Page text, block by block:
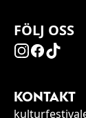
FÖLJ OSS
KONTAKT